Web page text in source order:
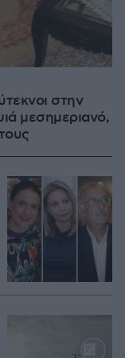
στην
μεσημεριανό,